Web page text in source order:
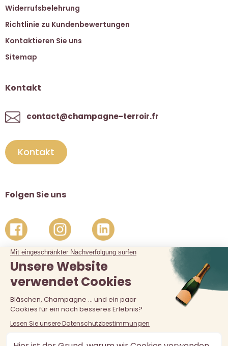
Widerrufsbelehrung
Richtlinie zu Kundenbewertungen
Kontaktieren Sie uns
Sitemap
Kontakt
contact@champagne-terroir.fr
Kontakt
Folgen Sie uns